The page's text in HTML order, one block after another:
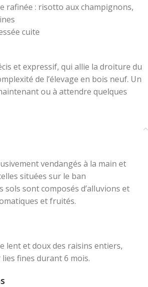
rafinée : risotto aux champignons,
cuite
et expressif, qui allie la droiture du
de l’élevage en bois neuf. Un
ou à attendre quelques
vendangés à la main et
situées sur le ban
sols sont composés d’alluvions et
et fruités.
lent et doux des raisins entiers,
fines durant 6 mois.